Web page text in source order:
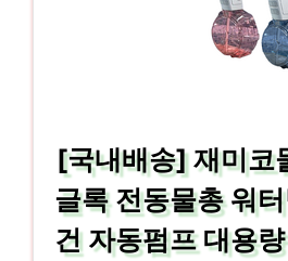
[국내배송] 재미코
글록 전동물총 워
건 자동펌프 대용